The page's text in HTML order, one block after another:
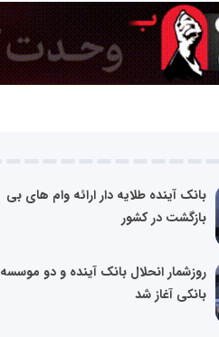
بانک آینده طلایه دار ارائه وام های بی
بازگشت در کشور
روزشمار انحلال بانک آینده و دو موسسه
بانکی آغاز شد